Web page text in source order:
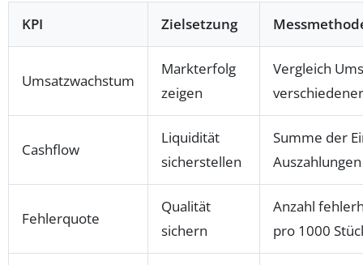
KPI Zielsetzung
Umsatzwachstum
Markterfolg
zeigen
Vergleich
Cashflow
Liquidität
sicherstellen
Summe der
Auszahlungen
Fehlerquote
Qualität
sichern
Anzahl
pro 1000